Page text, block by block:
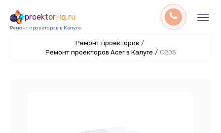
proektor-iq.ru
Ремонт проекторов в Калуге
Ремонт проекторов /
Ремонт проекторов Acer в Калуге / C205